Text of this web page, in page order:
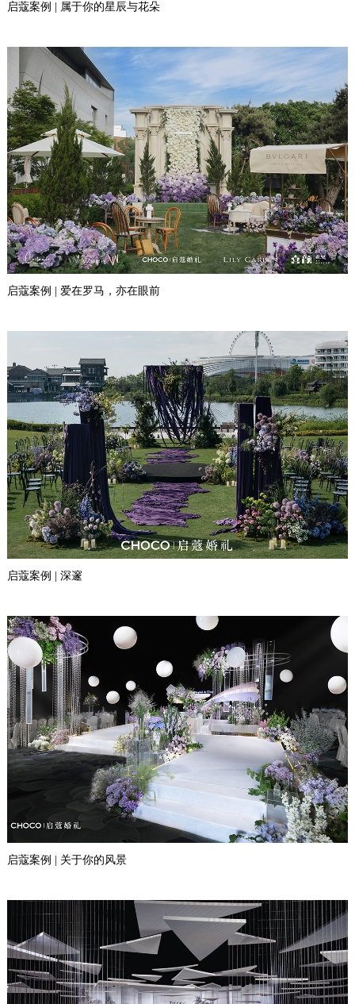
启蔻案例 | 属于你的星辰与花朵
启蔻案例 | 爱在罗马，亦在眼前
启蔻案例 | 深邃
启蔻案例 | 关于你的风景